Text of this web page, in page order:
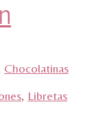
Chocolatinas
, Libretas